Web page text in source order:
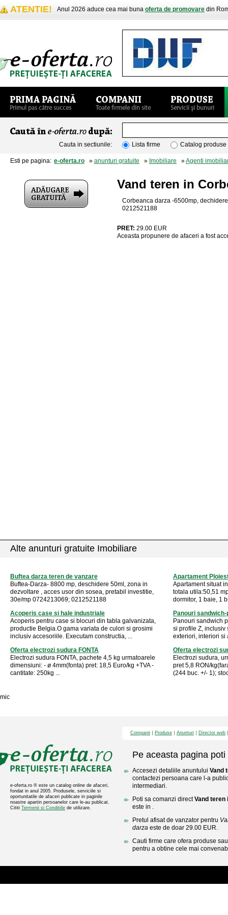
ATENTIE! Anul 2026 aduce cea mai buna oferta de promovare din
Cauta in sectiunile: Lista firme Catalog produse
Esti pe pagina: e-oferta.ro » anunturi gratuite » Imobiliare »Agenti
Vand teren in
Corbeanca darza -6500mp,
0212521188
PRET: 29.00 EUR
Aceasta propunere de afaceri a fost
Alte anunturi gratuite Imobiliare
Buftea darza teren de vanzare
Buftea-Darza- 8800 mp, deschidere 50ml, zona in
dezvoltare , acces usor din sosea, pretabil investitie,
30e/mp 0724213069; 0212521188
Apartament
Apartament situat
totala utila:50,51
dormitor, 1 baie, 1
Acoperis case si hale industriale
Acoperis pentru case si blocuri din tabla galvanizata,
productie Belgia.O gama variata de culori si grosimi
inclusiv accesoriile. Executam constructia, ...
Panouri
Panouri sandwich
si profile Z,
exteriori, interiori si
Oferta electrozi sudura FONTA
Electrozi sudura FONTA, pachete 4,5 kg urmatoarele
dimensiuni: - ø 4mm(fonta) pret: 18,5 Euro/kg +TVA -
cantitate: 250kg ...
Oferta electrozi
Electrozi sudura,
pret 5,8 RON/
(244 buc. +/- 1);
mic
e-oferta.ro ® este un catalog online de afaceri,
fondat in anul 2005. Produsele, serviciile si
oportunitatile de afaceri publicate in paginile
noastre apartin persoanelor care le-au publicat.
Cititi Termenii si Conditiile de utilizare.
Companii Produse Anunturi Director web
Pe aceasta pagina poti
Accesezi detaliile anuntului Vand
contactezi persoana care l-a
intermediari.
Poti sa comanzi directVand teren
este in .
Pretul afisat de vanzator pentru
darza este de doar 29.00 EUR.
Cauti firme care ofera produse
pentru a obtine cele mai